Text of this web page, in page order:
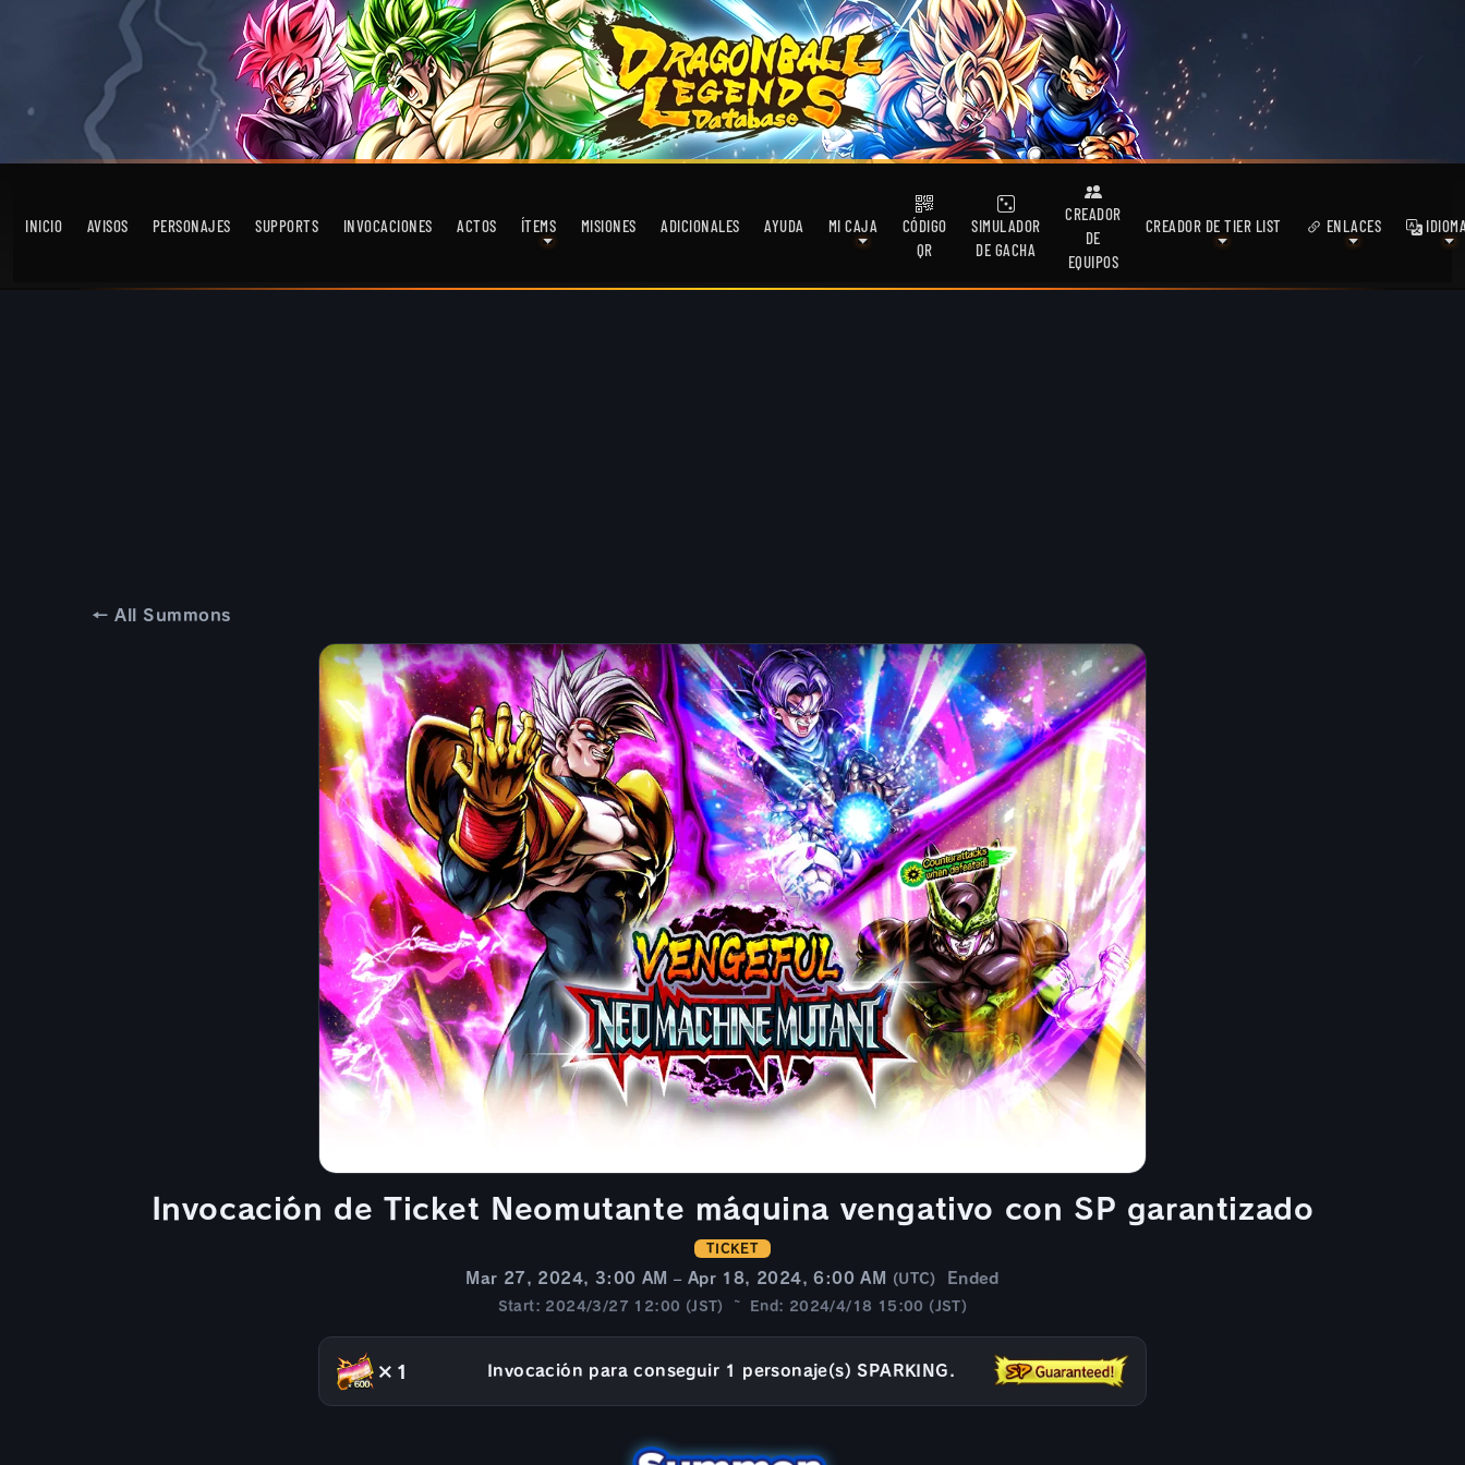
INICIO AVISOS PERSONAJES SUPPORTS INVOCACIONES ACTOS ÍTEMS MISIONES ADICIONALES AYUDA MI CAJA
CÓDIGO
QR
SIMULADOR
DE GACHA
CREADOR
DE
EQUIPOS
CREADOR DE TIER LIST ENLACES
← All Summons
Invocación de Ticket Neomutante máquina vengativo con SP garantizado
TICKET
Mar 27, 2024, 3:00 AM – Apr 18, 2024, 6:00 AM (UTC) Ended
Start: 2024/3/27 12:00 (JST) ~ End: 2024/4/18 15:00 (JST)
×1 Invocación para conseguir 1 personaje(s) SPARKING.